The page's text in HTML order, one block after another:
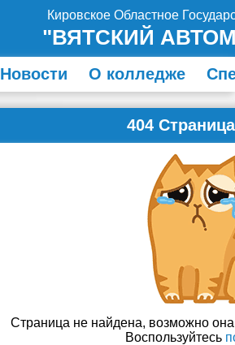
Кировское Областное
"ВЯТСКИЙ
Новости О колледже
404
Страница не найдена, возможно
Воспользуйтесь